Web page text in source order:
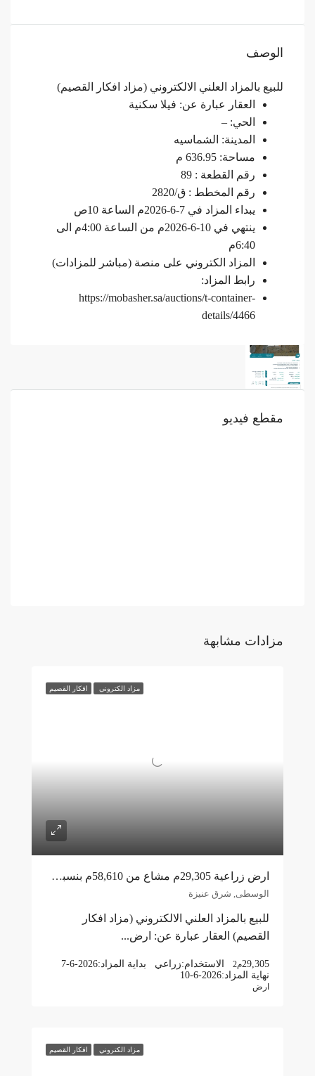
الوصف
للبيع بالمزاد العلني الالكتروني (مزاد افكار القصيم)
العقار عبارة عن: فيلا سكنية
الحي: –
المدينة: الشماسيه
مساحة: 636.95 م
رقم القطعة : 89
رقم المخطط : ق/2820
يبداء المزاد في 7-6-2026م الساعة 10ص
ينتهي في 10-6-2026م من الساعة 4:00م الى
6:40م
المزاد الكتروني على منصة (مباشر للمزادات)
رابط المزاد:
https://mobasher.sa/auctions/t-container-
details/4466
مقطع فيديو
مزادات مشابهة
مزاد الكتروني افكار القصيم
ارض زراعية 29,305م مشاع من 58,610م بنسبة 50% شرق عنيزة
الوسطى, شرق عنيزة
للبيع بالمزاد العلني الالكتروني (مزاد افكار
القصيم) العقار عبارة عن: ارض...
29,305م2 الاستخدام:زراعي بداية المزاد:7-6-2026
نهاية المزاد:10-6-2026
ارض
مزاد الكتروني افكار القصيم